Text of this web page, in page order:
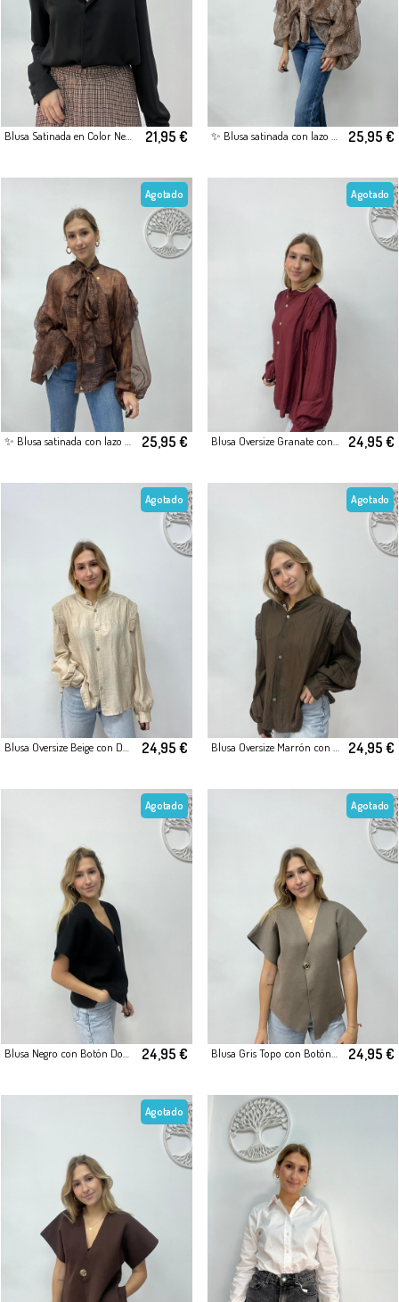
21,95 € 25,95 €
Agotado
✨ Blusa satinada con lazo al cuello y estampado animal ✨ 25,95 €
Agotado
Blusa Oversize Granate con Detalle en Hombros 24,95 €
Agotado
24,95 €
Agotado
24,95 €
Agotado
24,95 €
Agotado
24,95 €
Agotado